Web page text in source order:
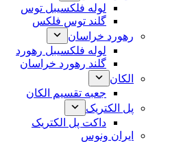
لوله فلکسیبل توس
گلند توس فلکس
رهورد خراسان
لوله فلکسیبل رهورد
گلند رهورد خراسان
الکان
جعبه تقسیم الکان
پل الکتریک
داکت پل الکتریک
ایران ونوس